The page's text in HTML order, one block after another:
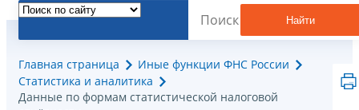
Найти
Главная страница
Иные функции ФНС России
Статистика и аналитика
Данные по формам статистической налоговой